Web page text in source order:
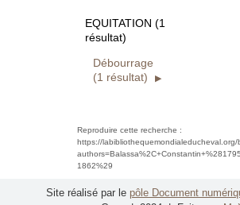
EQUITATION (1
résultat)
Débourrage
(1 résultat)
Reproduire cette recherche :
https://labibliothequemondialeducheval.org/
1862%29
Site réalisé par le pôle Document